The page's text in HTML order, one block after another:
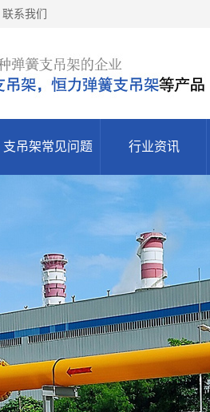
系我们
支吊架常见问题 行业资讯